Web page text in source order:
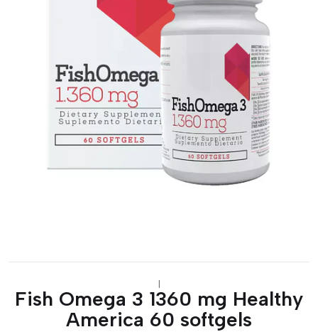
|
Fish Omega 3 1360 mg Healthy
America 60 softgels